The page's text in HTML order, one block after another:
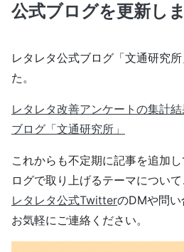
公式ブログを更新し
レタレタ公式ブログ「文通研究
た。
レタレタ改善アンケートの集計
ブログ「文通研究所」
これからも不定期に記事を追加
ログで取り上げるテーマについて
レタレタ公式TwitterのDMや問
お気軽にご連絡ください。